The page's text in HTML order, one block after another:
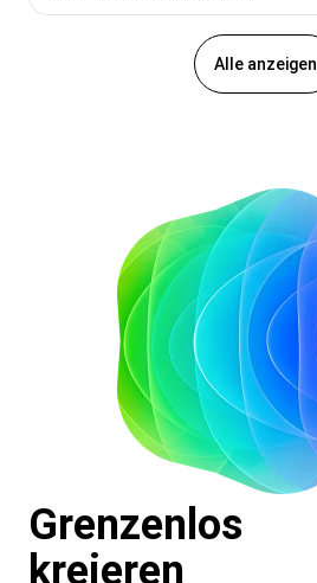
Alle anzeigen
Grenzenlos
kreieren